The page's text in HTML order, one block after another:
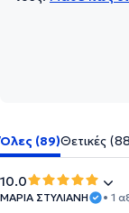
Όλες (89)Θετικές
10.0
ΜΑΡΙΑ ΣΤΥΛΙΑΝΗ • 1